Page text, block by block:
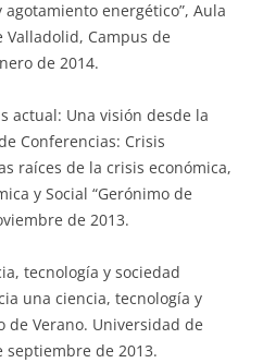
energético”, Aula
Campus de
de 2014.
actual: Una visión desde la
Conferencias: Crisis
raíces de la crisis económica,
y Social “Gerónimo de
de 2013.
tecnología y sociedad
una ciencia, tecnología y
de Verano. Universidad de
septiembre de 2013.